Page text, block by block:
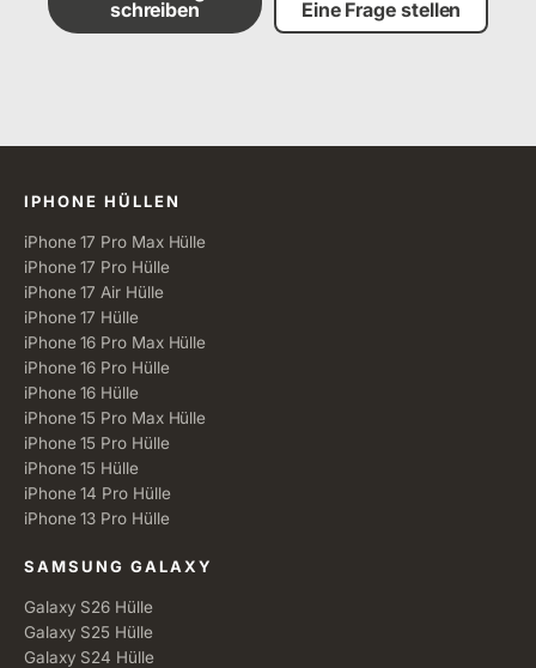
schreiben
Eine Frage stellen
Alle Kategorien
IPHONE HÜLLEN
iPhone 17 Pro Max Hülle
iPhone 17 Pro Hülle
iPhone 17 Air Hülle
iPhone 17 Hülle
iPhone 16 Pro Max Hülle
iPhone 16 Pro Hülle
iPhone 16 Hülle
iPhone 15 Pro Max Hülle
iPhone 15 Pro Hülle
iPhone 15 Hülle
iPhone 14 Pro Hülle
iPhone 13 Pro Hülle
SAMSUNG GALAXY
Galaxy S26 Hülle
Galaxy S25 Hülle
Galaxy S24 Hülle